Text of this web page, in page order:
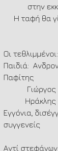
στην
Η ταφή θα
Οι τεθλιμμένοι:
Παιδιά:
Παφίτης
Εγγόνια,
συγγενείς
Αντί